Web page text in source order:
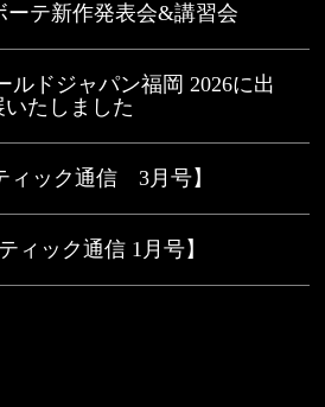
ーテ新作発表会&講習会
ルドジャパン福岡 2026に出
いたしました
ィック通信 3月号】
ィック通信 1月号】